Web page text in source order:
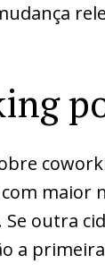
maior
outra
a